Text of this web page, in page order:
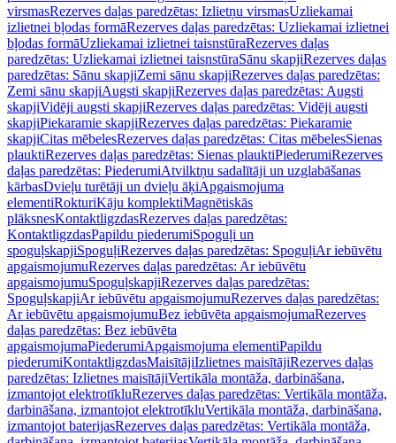
virsmasRezerves daļas paredzētas: Izlietņu virsmasUzliekamai
izlietnei bļodas formāRezerves daļas paredzētas: Uzliekamai izlietnei
bļodas formāUzliekamai izlietnei taisnstūraRezerves daļas
paredzētas: Uzliekamai izlietnei taisnstūraSānu skapjiRezerves daļas
paredzētas: Sānu skapjiZemi sānu skapjiRezerves daļas paredzētas:
Zemi sānu skapjiAugsti skapjiRezerves daļas paredzētas: Augsti
skapjiVidēji augsti skapjiRezerves daļas paredzētas: Vidēji augsti
skapjiPiekaramie skapjiRezerves daļas paredzētas: Piekaramie
skapjiCitas mēbelesRezerves daļas paredzētas: Citas mēbelesSienas
plauktiRezerves daļas paredzētas: Sienas plauktiPiederumiRezerves
daļas paredzētas: PiederumiAtvilktņu sadalītāji un uzglabāšanas
kārbasDvieļu turētāji un dvieļu āķiApgaismojuma
elementiRokturiKāju komplektiMagnētiskās
plāksnesKontaktligzdasRezerves daļas paredzētas:
KontaktligzdasPapildu piederumiSpoguļi un
spoguļskapjiSpoguļiRezerves daļas paredzētas: SpoguļiAr iebūvētu
apgaismojumuRezerves daļas paredzētas: Ar iebūvētu
apgaismojumuSpoguļskapjiRezerves daļas paredzētas:
SpoguļskapjiAr iebūvētu apgaismojumuRezerves daļas paredzētas:
Ar iebūvētu apgaismojumuBez iebūvēta apgaismojumaRezerves
daļas paredzētas: Bez iebūvēta
apgaismojumaPiederumiApgaismojuma elementiPapildu
piederumiKontaktligzdasMaisītājiIzlietnes maisītājiRezerves daļas
paredzētas: Izlietnes maisītājiVertikāla montāža, darbināšana,
izmantojot elektrotīkluRezerves daļas paredzētas: Vertikāla montāža,
darbināšana, izmantojot elektrotīkluVertikāla montāža, darbināšana,
izmantojot baterijasRezerves daļas paredzētas: Vertikāla montāža,